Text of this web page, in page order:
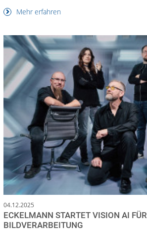
Mehr erfahren
04.12.2025
ECKELMANN STARTET VISION AI FÜR
BILDVERARBEITUNG